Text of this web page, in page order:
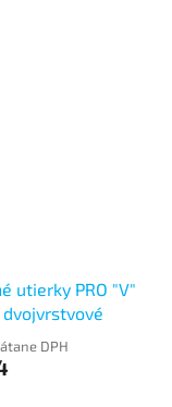
utierky PRO "V"
DPH